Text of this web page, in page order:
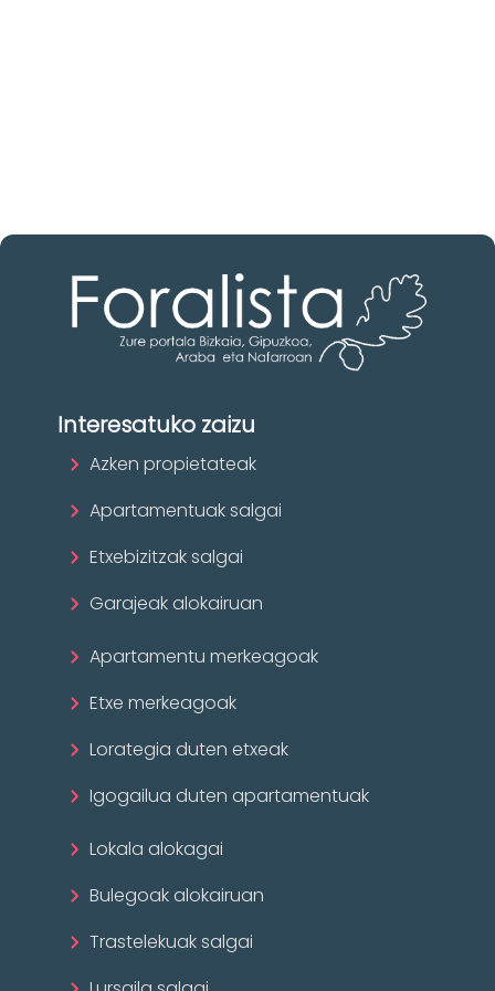
Interesatuko zaizu
Azken propietateak
Apartamentuak salgai
Etxebizitzak salgai
Garajeak alokairuan
Apartamentu merkeagoak
Etxe merkeagoak
Lorategia duten etxeak
Igogailua duten apartamentuak
Lokala alokagai
Bulegoak alokairuan
Trastelekuak salgai